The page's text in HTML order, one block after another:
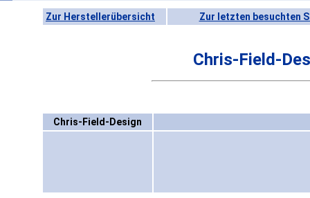
Zur Herstellerübersicht Zur letzten besuchten
Chris-Field-
Chris-Field-Design